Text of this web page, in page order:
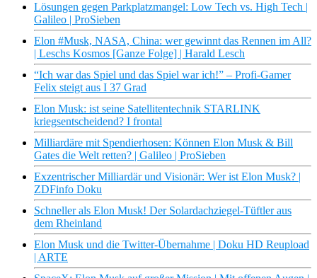
Lösungen gegen Parkplatzmangel: Low Tech vs. High Tech |
Galileo | ProSieben
Elon #Musk, NASA, China: wer gewinnt das Rennen im All?
| Leschs Kosmos [Ganze Folge] | Harald Lesch
“Ich war das Spiel und das Spiel war ich!” – Profi-Gamer
Felix steigt aus I 37 Grad
Elon Musk: ist seine Satellitentechnik STARLINK
kriegsentscheidend? I frontal
Milliardäre mit Spendierhosen: Können Elon Musk & Bill
Gates die Welt retten? | Galileo | ProSieben
Exzentrischer Milliardär und Visionär: Wer ist Elon Musk? |
ZDFinfo Doku
Schneller als Elon Musk! Der Solardachziegel-Tüftler aus
dem Rheinland
Elon Musk und die Twitter-Übernahme | Doku HD Reupload
| ARTE